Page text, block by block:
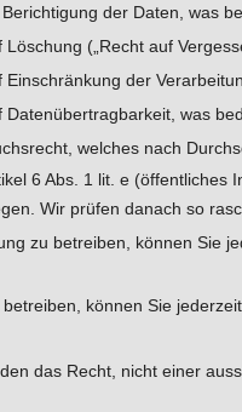
der Daten, was
(„Recht auf
der
was
welches nach
6 Abs. 1 lit. e
Wir prüfen danach so
zu betreiben, können Sie
können Sie
das Recht, nicht einer